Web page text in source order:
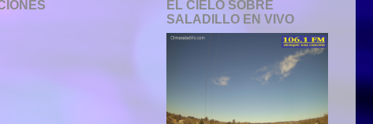
EL CIELO SOBRE
SALADILLO EN VIVO